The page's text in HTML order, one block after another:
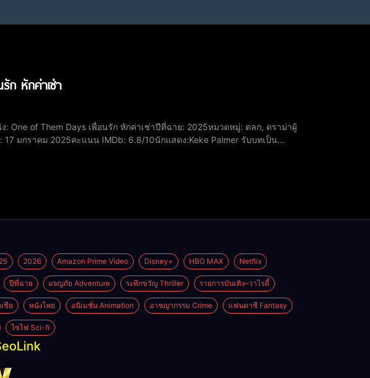
ก หักค่าเช่า
มกราคม 2025คะแนน IMDb: 6.8/10นักแสดง:Keke Palmer รับบทเป็น
2026 Amazon Prime Video Disney+ HBO MAX Netflix
ปีที่ฉาย ผจญภัย Adventure ระทึกขวัญ Thriller รายการบันเทิง–วาไรตี้
ชีย หนังไทย อนิเมชั่น Animation อาชญากรรม Crime แฟนตาซี Fantasy
ไซไฟ Sci-fi